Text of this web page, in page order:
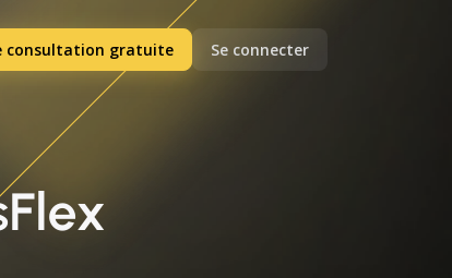
consultation gratuite Se connecter